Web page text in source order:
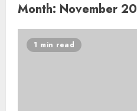
Month: November
1 min read